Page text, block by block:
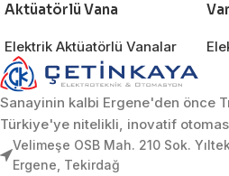
Aktüatörlü Vana
Elektrik Aktüatörlü Vanalar
Sanayinin kalbi Ergene'den önce
Türkiye'ye nitelikli, inovatif
Velimeşe OSB Mah. 210 Sok.
Ergene, Tekirdağ